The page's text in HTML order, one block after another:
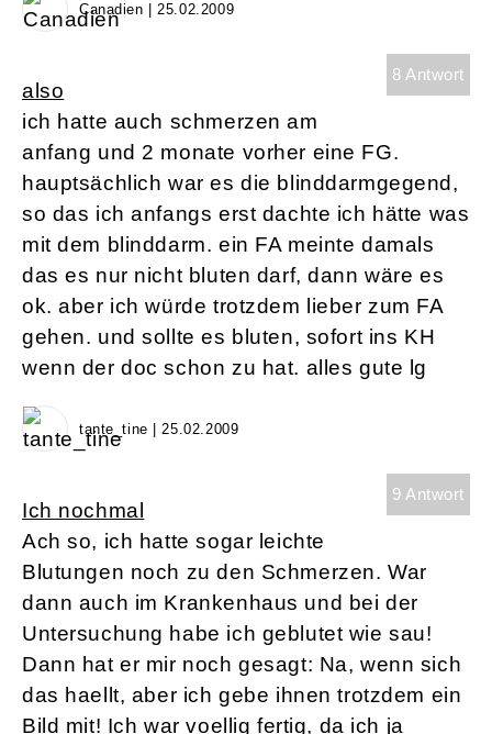
Canadien | 25.02.2009
8 Antwort
also
ich hatte auch schmerzen am
anfang und 2 monate vorher eine FG.
hauptsächlich war es die blinddarmgegend,
so das ich anfangs erst dachte ich hätte was
mit dem blinddarm. ein FA meinte damals
das es nur nicht bluten darf, dann wäre es
ok. aber ich würde trotzdem lieber zum FA
gehen. und sollte es bluten, sofort ins KH
wenn der doc schon zu hat. alles gute lg
tante_tine | 25.02.2009
9 Antwort
Ich nochmal
Ach so, ich hatte sogar leichte
Blutungen noch zu den Schmerzen. War
dann auch im Krankenhaus und bei der
Untersuchung habe ich geblutet wie sau!
Dann hat er mir noch gesagt: Na, wenn sich
das haellt, aber ich gebe ihnen trotzdem ein
Bild mit! Ich war voellig fertig, da ich ja